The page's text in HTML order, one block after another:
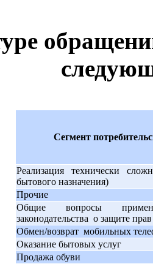
Сегмент
Реализация технически
бытового назначения)
Прочие
Общие вопросы
законодательства о защите
Обмен/возврат мобильных
Оказание бытовых услуг
Продажа обуви